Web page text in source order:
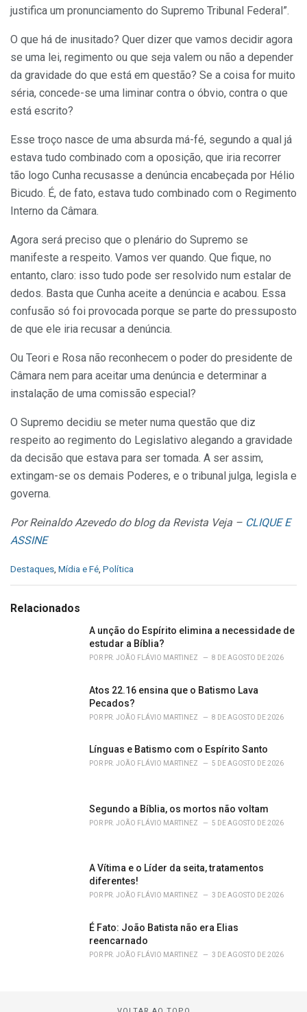
justifica um pronunciamento do Supremo Tribunal Federal”.
O que há de inusitado? Quer dizer que vamos decidir agora
se uma lei, regimento ou que seja valem ou não a depender
da gravidade do que está em questão? Se a coisa for muito
séria, concede-se uma liminar contra o óbvio, contra o que
está escrito?
Esse troço nasce de uma absurda má-fé, segundo a qual já
estava tudo combinado com a oposição, que iria recorrer
tão logo Cunha recusasse a denúncia encabeçada por Hélio
Bicudo. É, de fato, estava tudo combinado com o Regimento
Interno da Câmara.
Agora será preciso que o plenário do Supremo se
manifeste a respeito. Vamos ver quando. Que fique, no
entanto, claro: isso tudo pode ser resolvido num estalar de
dedos. Basta que Cunha aceite a denúncia e acabou. Essa
confusão só foi provocada porque se parte do pressuposto
de que ele iria recusar a denúncia.
Ou Teori e Rosa não reconhecem o poder do presidente de
Câmara nem para aceitar uma denúncia e determinar a
instalação de uma comissão especial?
O Supremo decidiu se meter numa questão que diz
respeito ao regimento do Legislativo alegando a gravidade
da decisão que estava para ser tomada. A ser assim,
extingam-se os demais Poderes, e o tribunal julga, legisla e
governa.
Por Reinaldo Azevedo do blog da Revista Veja – CLIQUE E
ASSINE
C
e
Destaques Mídia e Fé Política
Relacionados
A unção do Espírito elimina a necessidade de
estudar a Bíblia?
POR PR. JOÃO FLÁVIO MARTINEZ 8 DE AGOSTO DE 2026
Atos 22.16 ensina que o Batismo Lava
Pecados?
POR PR. JOÃO FLÁVIO MARTINEZ 8 DE AGOSTO DE 2026
Línguas e Batismo com o Espírito Santo
POR PR. JOÃO FLÁVIO MARTINEZ 5 DE AGOSTO DE 2026
Segundo a Bíblia, os mortos não voltam
POR PR. JOÃO FLÁVIO MARTINEZ 5 DE AGOSTO DE 2026
A Vítima e o Líder da seita, tratamentos
diferentes!
POR PR. JOÃO FLÁVIO MARTINEZ 3 DE AGOSTO DE 2026
É Fato: João Batista não era Elias
reencarnado
POR PR. JOÃO FLÁVIO MARTINEZ 3 DE AGOSTO DE 2026